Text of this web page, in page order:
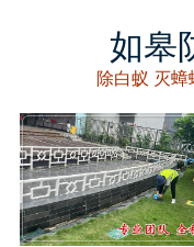
青田白蚁防治
缙云白蚁防治
遂昌白蚁防治
如皋
除白蚁 灭